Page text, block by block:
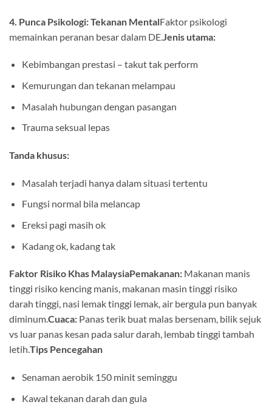
4. Punca Psikologi: Tekanan MentalFaktor psikologi
memainkan peranan besar dalam DE. Jenis utama:
Kebimbangan prestasi – takut tak perform
Kemurungan dan tekanan melampau
Masalah hubungan dengan pasangan
Trauma seksual lepas
Tanda khusus:
Masalah terjadi hanya dalam situasi tertentu
Fungsi normal bila melancap
Ereksi pagi masih ok
Kadang ok, kadang tak
Faktor Risiko Khas MalaysiaPemakanan: Makanan manis
tinggi risiko kencing manis, makanan masin tinggi risiko
darah tinggi, nasi lemak tinggi lemak, air bergula pun banyak
diminum.Cuaca: Panas terik buat malas bersenam, bilik sejuk
vs luar panas kesan pada salur darah, lembab tinggi tambah
letih.Tips Pencegahan
Senaman aerobik 150 minit seminggu
Kawal tekanan darah dan gula